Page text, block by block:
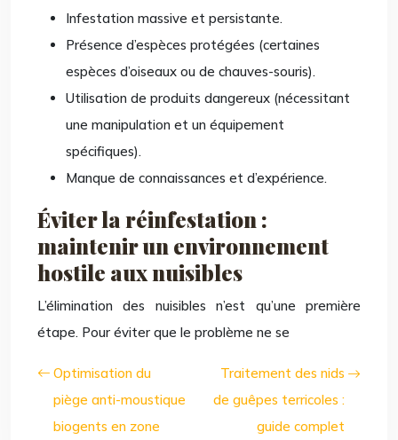
Infestation massive et persistante.
Présence d’espèces protégées (certaines
espèces d’oiseaux ou de chauves-souris).
Utilisation de produits dangereux (nécessitant
une manipulation et un équipement
spécifiques).
Manque de connaissances et d’expérience.
Éviter la réinfestation :
maintenir un environnement
hostile aux nuisibles
L’élimination des nuisibles n’est qu’une première
étape. Pour éviter que le problème ne se
Optimisation du
piège anti-moustique
biogents en zone
Traitement des nids
de guêpes terricoles :
guide complet